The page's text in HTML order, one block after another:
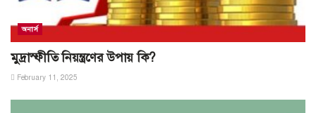
অনার্স
মুদ্রাস্ফীতি নিয়ন্ত্রণের উপায় কি?
February 11, 2025